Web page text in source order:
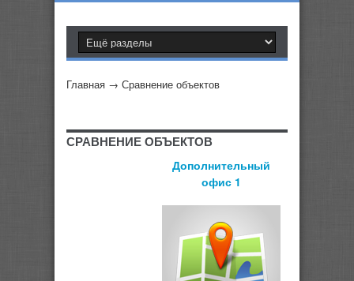
Главная → Сравнение объектов
СРАВНЕНИЕ ОБЪЕКТОВ
Дополнительный
офис 1